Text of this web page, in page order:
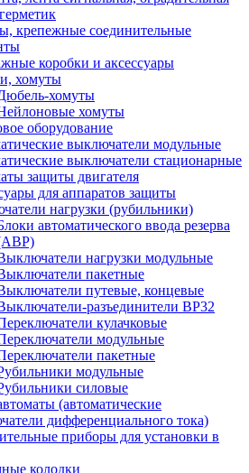
крепежные соединительные
коробки и аксессуары
хомуты
хомуты
хомуты
оборудование
выключатели модульные
выключатели стационарные
защиты двигателя
для аппаратов защиты
нагрузки (рубильники)
автоматического ввода резерва
нагрузки модульные
пакетные
путевые, концевые
разъединители ВР32
кулачковые
модульные
пакетные
модульные
силовые
(автоматические
дифференциального тока)
приборы для установки в
колодки